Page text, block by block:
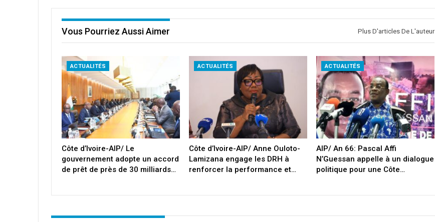
Vous Pourriez Aussi Aimer Plus D'articles De L'auteur
ACTUALITÉS
Côte d’Ivoire-AIP/ Le
gouvernement adopte un accord
de prêt de près de 30 milliards…
ACTUALITÉS
Côte d’Ivoire-AIP/ Anne Ouloto-
Lamizana engage les DRH à
renforcer la performance et…
ACTUALITÉS
AIP/ An 66: Pascal Affi
N’Guessan appelle à un dialogue
politique pour une Côte…